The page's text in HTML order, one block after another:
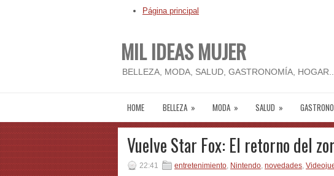
Página principal
MIL IDEAS MUJER
BELLEZA, MODA, SALUD, GASTRONOMÍA,
HOME BELLEZA » MODA » SALUD »
Vuelve Star Fox: El retorno del
22:41 entretenimiento, Nintendo, novedades,